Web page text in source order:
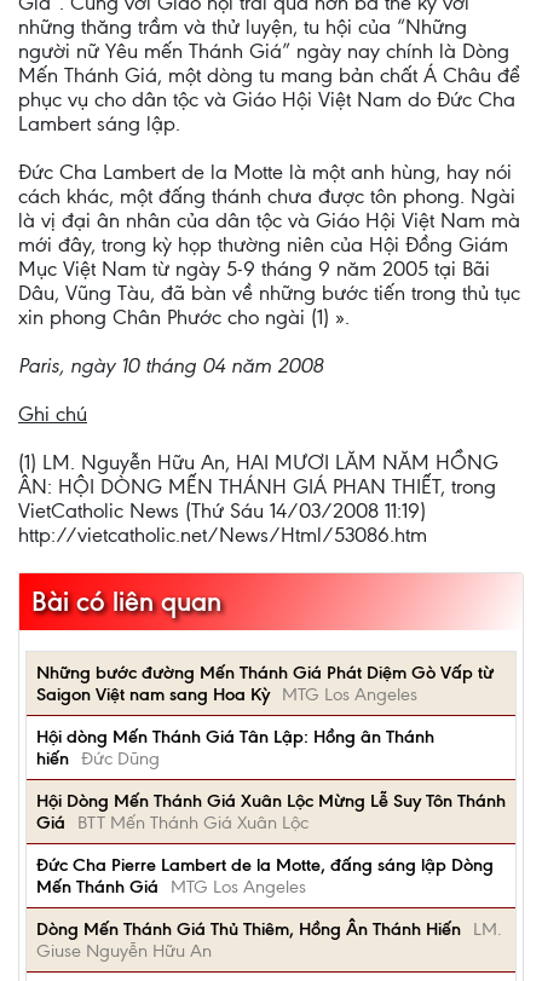
những thăng trầm và thử luyện, tu hội của “Những
người nữ Yêu mến Thánh Giá” ngày nay chính là Dòng
Mến Thánh Giá, một dòng tu mang bản chất Á Châu để
phục vụ cho dân tộc và Giáo Hội Việt Nam do Đức Cha
Lambert sáng lập.
Đức Cha Lambert de la Motte là một anh hùng, hay nói
cách khác, một đấng thánh chưa được tôn phong. Ngài
là vị đại ân nhân của dân tộc và Giáo Hội Việt Nam mà
mới đây, trong kỳ họp thường niên của Hội Đồng Giám
Mục Việt Nam từ ngày 5-9 tháng 9 năm 2005 tại Bãi
Dâu, Vũng Tàu, đã bàn về những bước tiến trong thủ tục
xin phong Chân Phước cho ngài (1) ».
Paris, ngày 10 tháng 04 năm 2008
Ghi chú
(1) LM. Nguyễn Hữu An, HAI MƯƠI LĂM NĂM HỒNG
ÂN: HỘI DÒNG MẾN THÁNH GIÁ PHAN THIẾT, trong
VietCatholic News (Thứ Sáu 14/03/2008 11:19)
http://vietcatholic.net/News/Html/53086.htm
Bài có liên quan
Những bước đường Mến Thánh Giá Phát Diệm Gò Vấp từ
Saigon Việt nam sang Hoa Kỳ
MTG Los Angeles
Hội dòng Mến Thánh Giá Tân Lập: Hồng ân Thánh
hiến Đức Dũng
Hội Dòng Mến Thánh Giá Xuân Lộc Mừng Lễ Suy Tôn Thánh
Giá
BTT Mến Thánh Giá Xuân Lộc
Đức Cha Pierre Lambert de la Motte, đấng sáng lập Dòng
Mến Thánh Giá
MTG Los Angeles
Dòng Mến Thánh Giá Thủ Thiêm, Hồng Ân Thánh Hiến
LM.
Giuse Nguyễn Hữu An